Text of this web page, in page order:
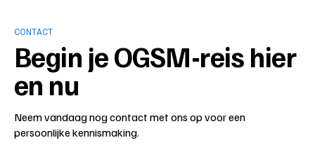
CONTACT
Begin je OGSM-reis hier
en nu
Neem vandaag nog contact met ons op voor een
persoonlijke kennismaking.